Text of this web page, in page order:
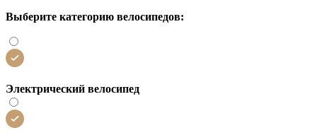
Выберите категорию велосипедов:
Электрический велосипед